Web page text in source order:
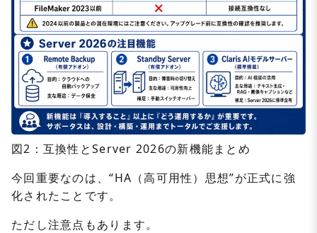
図2：互換性とServer 2026の新機能まとめ
今回重要なのは、“HA（高可用性）思想”が正式に強
化されたことです。
ただし注意点もあります。